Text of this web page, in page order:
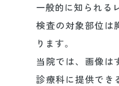
一般的に知られる
検査の対象部位は
ります。
当院では、画像は
診療科に提供でき